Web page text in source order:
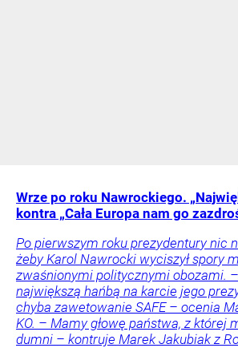
Wrze po roku Nawrockiego.
kontra „Cała Europa nam go
Po pierwszym roku prezydentury nic
żeby Karol Nawrocki wyciszył spory
zwaśnionymi politycznymi obozami.
największą hańbą na karcie jego
chyba zawetowanie SAFE – ocenia
KO. – Mamy głowę państwa, z której
dumni – kontruje Marek Jakubiak z